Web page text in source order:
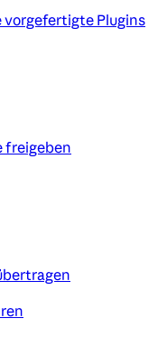
vorgefertigte Plugins
freigeben